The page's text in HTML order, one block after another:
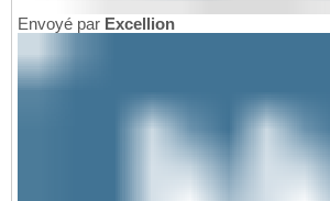
Envoyé par Excellion